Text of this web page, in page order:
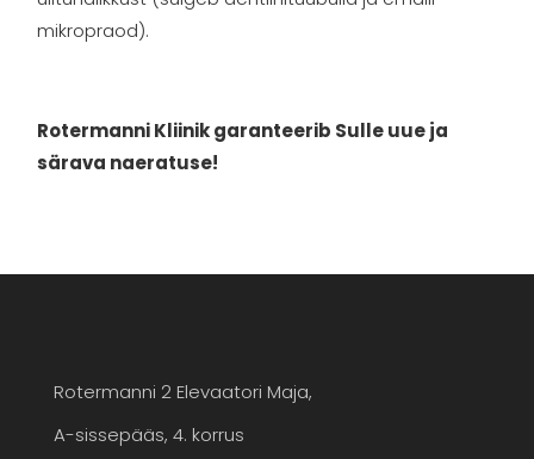
mikropraod).
Rotermanni Kliinik garanteerib Sulle uue ja
särava naeratuse!
Rotermanni 2 Elevaatori Maja,
A-sissepääs, 4. korrus